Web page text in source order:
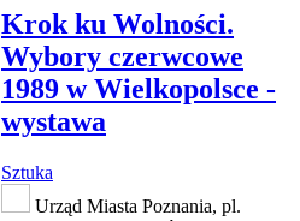
Krok ku Wolności.
Wybory czerwcowe
1989 w Wielkopolsce -
wystawa
Sztuka
Urząd Miasta Poznania, pl.